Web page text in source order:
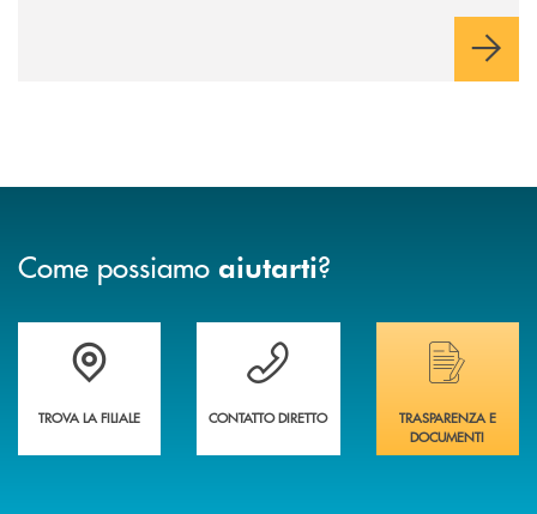
Come possiamo aiutarti?
Trova la filiale più vicina a te&nbsp;
TROVA LA FILIALE
Hai bisogno di assistenza immediata?
CONTATTO DIRETTO
Hai bisogno di
TRASPARENZA E
DOCUMENTI